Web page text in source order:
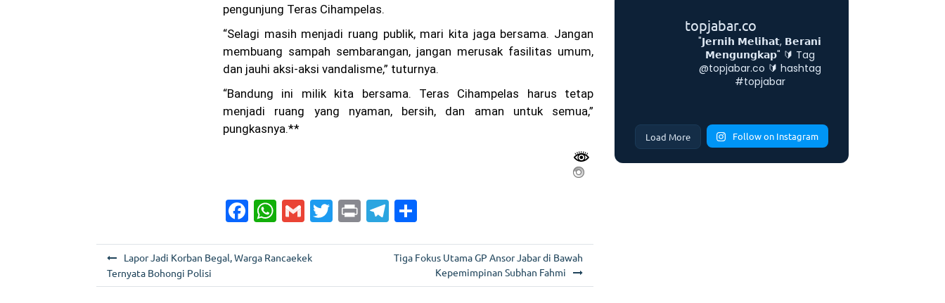
pengunjung Teras Cihampelas.
“Selagi masih menjadi ruang publik, mari kita jaga bersama. Jangan
membuang sampah sembarangan, jangan merusak fasilitas umum,
dan jauhi aksi-aksi vandalisme,” tuturnya.
“Bandung ini milik kita bersama. Teras Cihampelas harus tetap
menjadi ruang yang nyaman, bersih, dan aman untuk semua,”
pungkasnya.**
F
c
e
W
a
ts
G
ai
l
T
er
Pr T
e
gr
ar
e
Lapor Jadi Korban Begal, Warga Rancaekek
Ternyata Bohongi Polisi
Tiga Fokus Utama GP Ansor Jabar di Bawah
Kepemimpinan Subhan Fahmi
topjabar.co
"𝗝𝗲𝗿𝗻𝗶𝗵 𝗠𝗲𝗹𝗶𝗵𝗮𝘁, 𝗕𝗲𝗿𝗮𝗻𝗶
𝗠𝗲𝗻𝗴𝘂𝗻𝗴𝗸𝗮𝗽" 🔰 Tag
@topjabar.co 🔰 hashtag
#topjabar
Load More Follow on Instagram